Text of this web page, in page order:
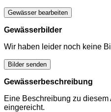
Gewässer bearbeiten
Gewässerbilder
Wir haben leider noch keine
Bilder senden
Gewässerbeschreibung
Eine Beschreibung zu
eingereicht.